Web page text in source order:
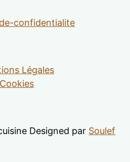
confidentialite
Légales
Cookies
Designed par Soulef